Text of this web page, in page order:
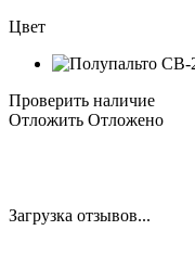
Цвет
Проверить наличие
Отложить Отложено
Загрузка отзывов...